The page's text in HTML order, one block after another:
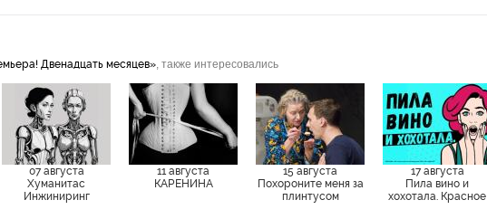
Двенадцать месяцев», также интересовались
07 августа
Хуманитас
Инжиниринг
11 августа
КАРЕНИНА
15 августа
Похороните меня за
плинтусом
17 августа
Пила вино и
хохотала. Красное